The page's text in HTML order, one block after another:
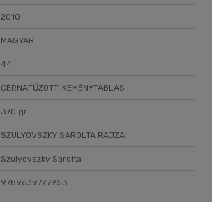
2010
MAGYAR
44
CÉRNAFŰZÖTT, KEMÉNYTÁBLÁS
370 gr
SZULYOVSZKY SAROLTA RAJZAI
Szulyovszky Sarolta
9789639727953